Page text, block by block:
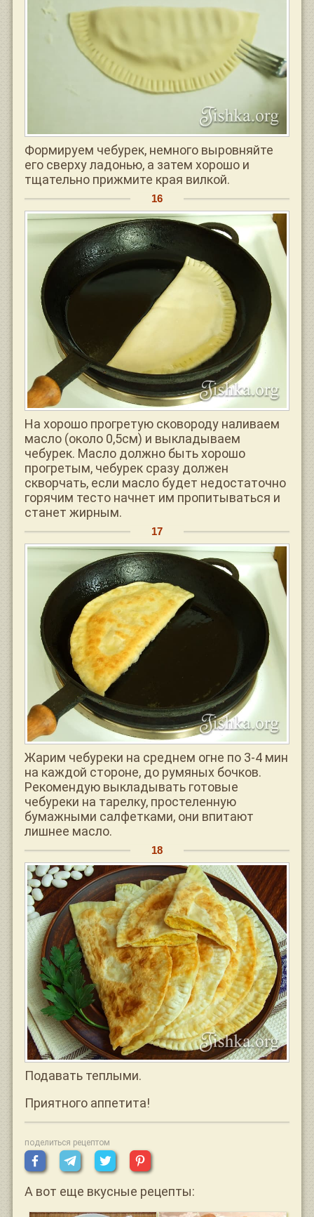
Формируем чебурек, немного выровняйте
его сверху ладонью, а затем хорошо и
тщательно прижмите края вилкой.
На хорошо прогретую сковороду наливаем
масло (около 0,5см) и выкладываем
чебурек. Масло должно быть хорошо
прогретым, чебурек сразу должен
скворчать, если масло будет недостаточно
горячим тесто начнет им пропитываться и
станет жирным.
Жарим чебуреки на среднем огне по 3-4 мин
на каждой стороне, до румяных бочков.
Рекомендую выкладывать готовые
чебуреки на тарелку, простеленную
бумажными салфетками, они впитают
лишнее масло.
Подавать теплыми.
Приятного аппетита!
поделиться рецептом
А вот еще вкусные рецепты: